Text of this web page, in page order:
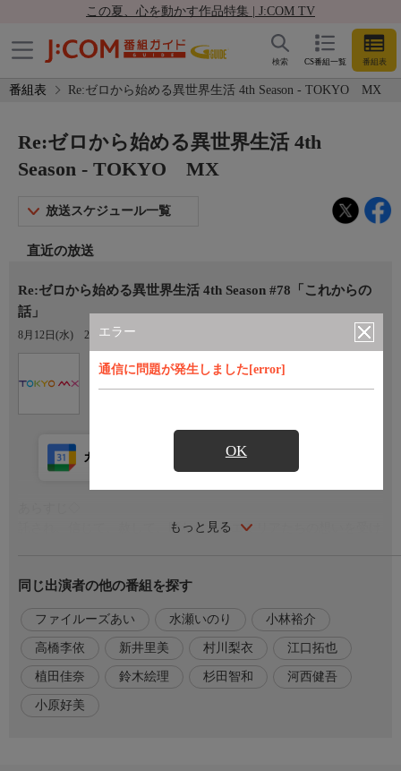
この夏、心を動かす作品特集 | J:COM TV
CS番組一覧 番組表
検索
番組表 Re:ゼロから始める異世界生活 4th Season - TOKYO MX
エラー
通信に問題が発生しました[error]
OK
Re:ゼロから始める異世界生活 4th
Season - TOKYO MX
放送スケジュール一覧
直近の放送
Re:ゼロから始める異世界生活 4th Season #78「これからの
話」
8月12日(水) 23:00〜23:30
Ch.9
TOKYO MX
もっと見る
カレンダー登録 アプリ視聴
託され、信じて、赦して、願われた。エミリアたちの想いを受け
レムのことも自分の記憶も取り戻し、全員で無事に帰還する。そ
の宣言でラムからの協力も取り付けると、塔内の螺旋階段へと向
かうスバル。そこは二度、背中を押されて落下死した殺人現場に
他ならなかった。
出演者
【ナツキ・スバル】小林裕介
同じ出演者の他の番組を探す
ファイルーズあい 水瀬いのり 小林裕介
高橋李依 新井里美 村川梨衣 江口拓也
植田佳奈 鈴木絵理 杉田智和 河西健吾
小原好美